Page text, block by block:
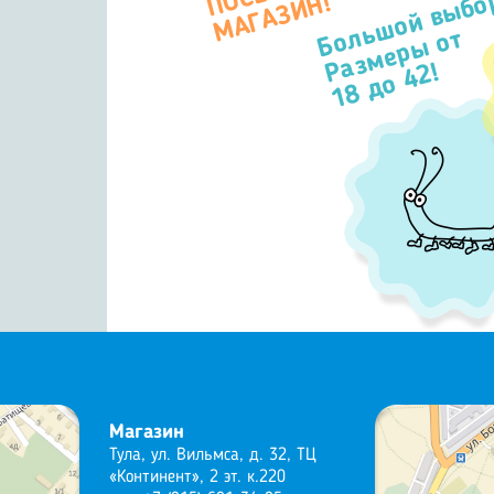
П
Н!Большой
Размеры от
18 до 42!
Магазин
Тула, ул. Вильмса, д. 32, ТЦ
«Континент», 2 эт. к.220